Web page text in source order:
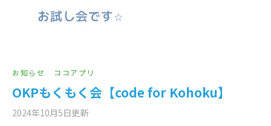
お知らせ ココアプリ
OKPもくもく会【code for Kohoku】
2024年10月5日更新